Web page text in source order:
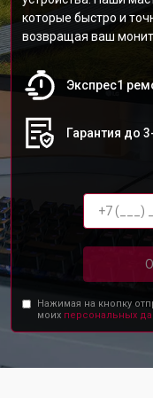
которые быстро и
возвращая ваш
Экспрес1
Гарантия до
Нажимая на кнопку
моих персональных